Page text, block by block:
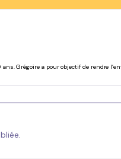
Grégoire a pour objectif de rendre